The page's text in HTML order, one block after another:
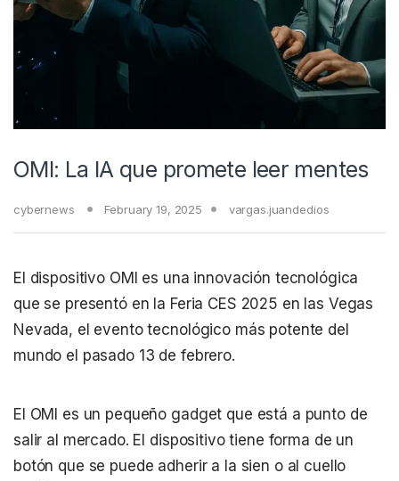
OMI: La IA que promete leer mentes
cybernews February 19, 2025 vargas.juandedios
El dispositivo OMI es una innovación tecnológica
que se presentó en la Feria CES 2025 en las Vegas
Nevada, el evento tecnológico más potente del
mundo el pasado 13 de febrero.
El OMI es un pequeño gadget que está a punto de
salir al mercado. El dispositivo tiene forma de un
botón que se puede adherir a la sien o al cuello